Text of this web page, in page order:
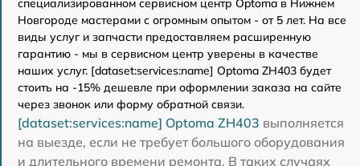
специализированном сервисном центр Optoma в Нижнем
Новгороде мастерами с огромным опытом - от 5 лет. На все
виды услуг и запчасти предоставляем расширенную
гарантию - мы в сервисном центр уверены в качестве
наших услуг. [dataset:services:name] Optoma ZH403 будет
стоить на -15% дешевле при оформлении заказа на сайте
через звонок или форму обратной связи.
[dataset:services:name] Optoma ZH403 выполняется
на выезде, если не требует большого оборудования
и длительного времени ремонта. В таких случаях